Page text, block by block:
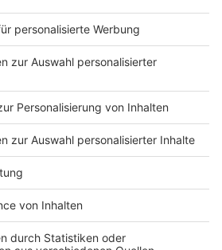
mit einem
Kontakt
Newsletter